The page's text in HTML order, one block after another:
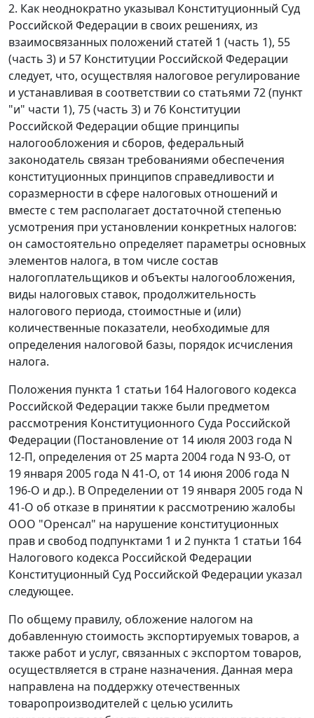
2. Как неоднократно указывал Конституционный Суд
Российской Федерации в своих решениях, из
взаимосвязанных положений статей 1 (часть 1), 55
(часть 3) и 57 Конституции Российской Федерации
следует, что, осуществляя налоговое регулирование
и устанавливая в соответствии со статьями 72 (пункт
"и" части 1), 75 (часть 3) и 76 Конституции
Российской Федерации общие принципы
налогообложения и сборов, федеральный
законодатель связан требованиями обеспечения
конституционных принципов справедливости и
соразмерности в сфере налоговых отношений и
вместе с тем располагает достаточной степенью
усмотрения при установлении конкретных налогов:
он самостоятельно определяет параметры основных
элементов налога, в том числе состав
налогоплательщиков и объекты налогообложения,
виды налоговых ставок, продолжительность
налогового периода, стоимостные и (или)
количественные показатели, необходимые для
определения налоговой базы, порядок исчисления
налога.
Положения пункта 1 статьи 164 Налогового кодекса
Российской Федерации также были предметом
рассмотрения Конституционного Суда Российской
Федерации (Постановление от 14 июля 2003 года N
12-П, определения от 25 марта 2004 года N 93-О, от
19 января 2005 года N 41-О, от 14 июня 2006 года N
196-О и др.). В Определении от 19 января 2005 года N
41-О об отказе в принятии к рассмотрению жалобы
ООО "Оренсал" на нарушение конституционных
прав и свобод подпунктами 1 и 2 пункта 1 статьи 164
Налогового кодекса Российской Федерации
Конституционный Суд Российской Федерации указал
следующее.
По общему правилу, обложение налогом на
добавленную стоимость экспортируемых товаров, а
также работ и услуг, связанных с экспортом товаров,
осуществляется в стране назначения. Данная мера
направлена на поддержку отечественных
товаропроизводителей с целью усилить